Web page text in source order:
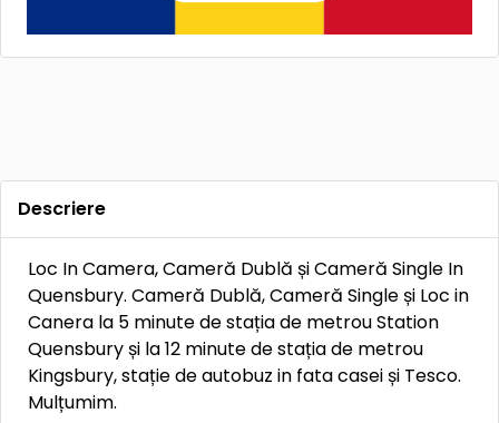
Descriere
Loc In Camera, Cameră Dublă și Cameră Single In
Quensbury. Cameră Dublă, Cameră Single și Loc in
Canera la 5 minute de stația de metrou Station
Quensbury și la 12 minute de stația de metrou
Kingsbury, stație de autobuz in fata casei și Tesco.
Mulțumim.